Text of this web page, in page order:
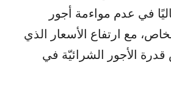
في عدم مواءمة أجور
مع ارتفاع الأسعار الذي
الأجور الشرائيّة في